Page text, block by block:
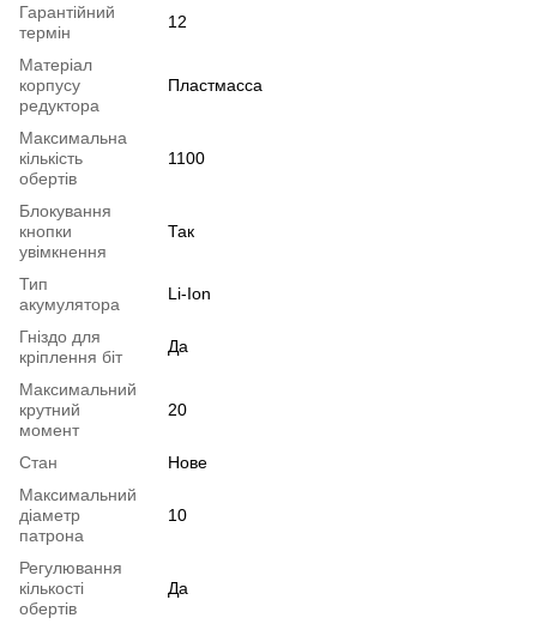
Гарантійний
термін
12
Матеріал
корпусу
редуктора
Пластмасса
Максимальна
кількість
обертів
1100
Блокування
кнопки
увімкнення
Так
Тип
акумулятора
Li-Ion
Гніздо для
кріплення біт
Да
Максимальний
крутний
момент
20
Стан
Нове
Максимальний
діаметр
патрона
10
Регулювання
кількості
обертів
Да